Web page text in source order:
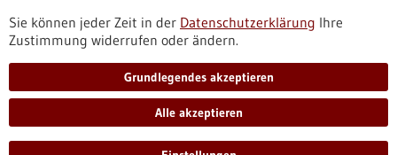
Informiert bleiben
Newsletter abonnieren
Sie können jeder Zeit in der Datenschutzerklärung Ihre
Zustimmung widerrufen oder ändern.
Grundlegendes akzeptieren
Alle akzeptieren